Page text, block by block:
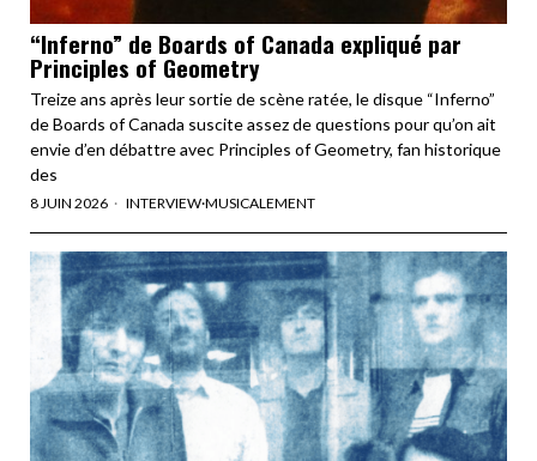
“Inferno” de Boards of Canada expliqué par
Principles of Geometry
Treize ans après leur sortie de scène ratée, le disque “Inferno”
de Boards of Canada suscite assez de questions pour qu’on ait
envie d’en débattre avec Principles of Geometry, fan historique
des
8 JUIN 2026 INTERVIEW·MUSICALEMENT